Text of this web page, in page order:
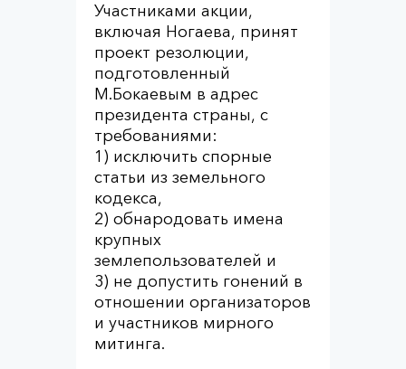
Участниками акции,
включая Ногаева, принят
проект резолюции,
подготовленный
М.Бокаевым в адрес
президента страны, с
требованиями:
1) исключить спорные
статьи из земельного
кодекса,
2) обнародовать имена
крупных
землепользователей и
3) не допустить гонений в
отношении организаторов
и участников мирного
митинга.